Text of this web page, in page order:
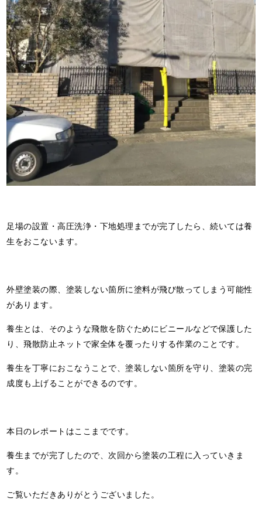
足場の設置・高圧洗浄・下地処理までが完了したら、続いては養
生をおこないます。
外壁塗装の際、塗装しない箇所に塗料が飛び散ってしまう可能性
があります。
養生とは、そのような飛散を防ぐためにビニールなどで保護した
り、飛散防止ネットで家全体を覆ったりする作業のことです。
養生を丁寧におこなうことで、塗装しない箇所を守り、塗装の完
成度も上げることができるのです。
本日のレポートはここまでです。
養生までが完了したので、次回から塗装の工程に入っていきま
す。
ご覧いただきありがとうございました。